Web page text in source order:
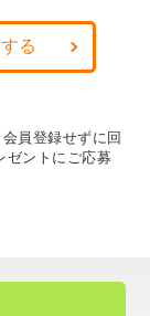
る
員登録せずに回
ゼントにご応募